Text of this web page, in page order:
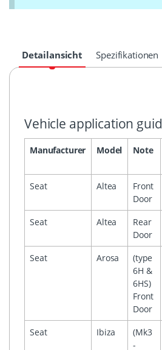
Detailansicht Spezifikationen
Vehicle application
Manufacturer Model Note
Seat Altea
Front
Door
Seat Altea
Rear
Door
Seat Arosa
(type
6H &
6HS)
Front
Door
Seat Ibiza
(Mk3
-